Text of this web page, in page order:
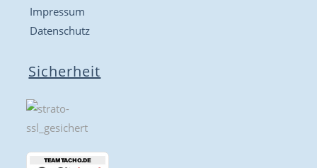
Impressum
Datenschutz
Sicherheit